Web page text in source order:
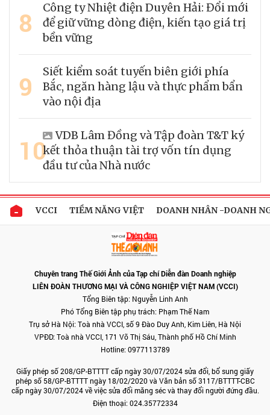
8
Công ty Nhiệt điện Duyên Hải: Đổi mới
để giữ vững dòng điện, kiến tạo giá trị
bền vững
9
Siết kiểm soát tuyến biên giới phía
Bắc, ngăn hàng lậu và thực phẩm bẩn
vào nội địa
10
VDB Lâm Đồng và Tập đoàn T&T ký
kết thỏa thuận tài trợ vốn tín dụng
đầu tư của Nhà nước
VCCI TIỀM NĂNG VIỆT DOANH NHÂN -DOANH
Chuyên trang Thế Giới Ảnh của Tạp chí Diễn đàn Doanh nghiệp
LIÊN ĐOÀN THƯƠNG MẠI VÀ CÔNG NGHIỆP VIỆT NAM (VCCI)
Tổng Biên tập: Nguyễn Linh Anh
Phó Tổng Biên tập phụ trách: Phạm Thế Nam
Trụ sở Hà Nội: Toà nhà VCCI, số 9 Đào Duy Anh, Kim Liên, Hà Nội
VPĐD: Toà nhà VCCI, 171 Võ Thị Sáu, Thành phố Hồ Chí Minh
Hotline: 0977113789
Giấy phép số 208/GP-BTTTT cấp ngày 30/07/2024 sửa đổi, bổ sung giấy
phép số 58/GP-BTTTT ngày 18/02/2020 và Văn bản số 3117/BTTTT-CBC
cấp ngày 30/07/2024 về việc sửa đổi măng séc và thay đổi người đứng đầu.
Điện thoại: 024.35772334